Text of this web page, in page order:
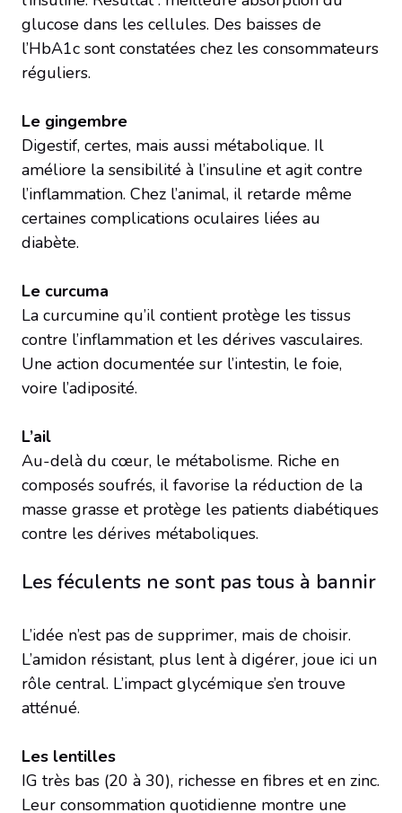
glucose dans les cellules. Des baisses de
l’HbA1c sont constatées chez les consommateurs
réguliers.
Le gingembre
Digestif, certes, mais aussi métabolique. Il
améliore la sensibilité à l’insuline et agit contre
l’inflammation. Chez l’animal, il retarde même
certaines complications oculaires liées au
diabète.
Le curcuma
La curcumine qu’il contient protège les tissus
contre l’inflammation et les dérives vasculaires.
Une action documentée sur l’intestin, le foie,
voire l’adiposité.
L’ail
Au-delà du cœur, le métabolisme. Riche en
composés soufrés, il favorise la réduction de la
masse grasse et protège les patients diabétiques
contre les dérives métaboliques.
Les féculents ne sont pas tous à bannir
L’idée n’est pas de supprimer, mais de choisir.
L’amidon résistant, plus lent à digérer, joue ici un
rôle central. L’impact glycémique s’en trouve
atténué.
Les lentilles
IG très bas (20 à 30), richesse en fibres et en zinc.
Leur consommation quotidienne montre une